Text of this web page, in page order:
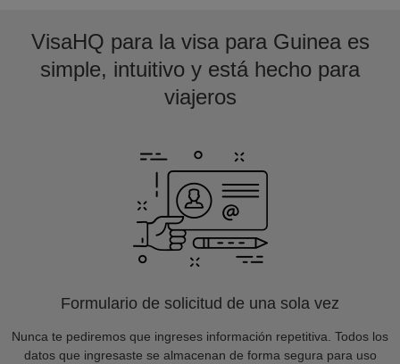
VisaHQ para la visa para Guinea es
simple, intuitivo y está hecho para
viajeros
Formulario de solicitud de una sola vez
Nunca te pediremos que ingreses información repetitiva. Todos los
datos que ingresaste se almacenan de forma segura para uso